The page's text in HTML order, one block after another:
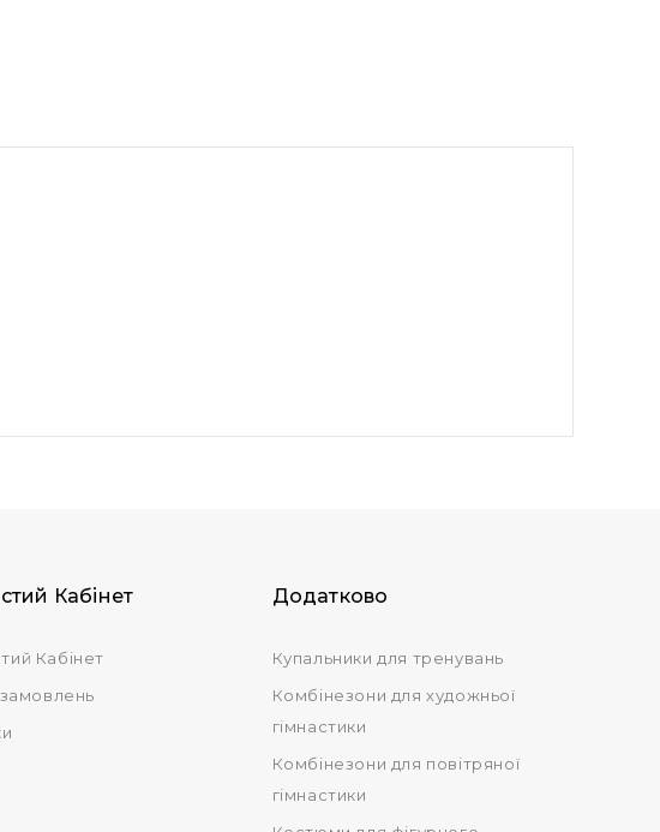
Кабінет
Кабінет
замовлень
Додатково
Купальники для тренувань
Комбінезони для художньої
гімнастики
Комбінезони для повітряної
гімнастики